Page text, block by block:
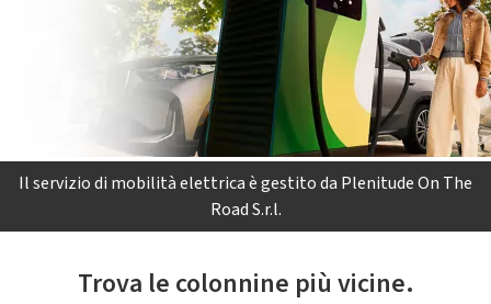
Il servizio di mobilità elettrica è gestito da Plenitude On The
Road S.r.l.
Trova le colonnine più vicine.